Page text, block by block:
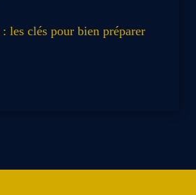
les clés pour bien préparer